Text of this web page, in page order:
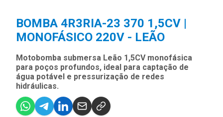
BOMBA 4R3RIA-23 370 1,5CV |
MONOFÁSICO 220V - LEÃO
Motobomba submersa Leão 1,5CV monofásica
para poços profundos, ideal para captação de
água potável e pressurização de redes
hidráulicas.